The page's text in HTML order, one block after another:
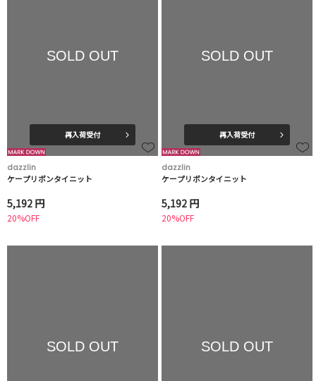
SOLD OUT
再入荷受付
dazzlin
ケープリボンタイニット
5,192 円
20%OFF
SOLD OUT
再入荷受付
dazzlin
ケープリボンタイニット
5,192 円
20%OFF
SOLD OUT SOLD OUT